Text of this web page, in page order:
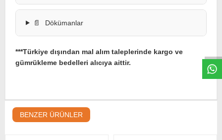
📄 Dökümanlar
***Türkiye dışından mal alım taleplerinde kargo ve
gümrükleme bedelleri alıcıya aittir.
BENZER ÜRÜNLER